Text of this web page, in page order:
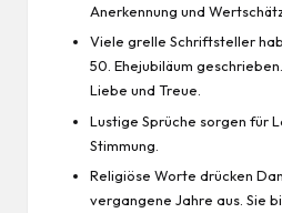
Anerkennung und
Viele grelle Schriftsteller
50. Ehejubiläum
Liebe und Treue.
Lustige Sprüche sorgen für
Stimmung.
Religiöse Worte drücken
vergangene Jahre aus. Sie